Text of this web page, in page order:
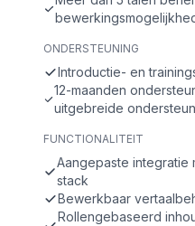
ONDERSTEUNING
Introductie- en
12-maanden
uitgebreide
FUNCTIONALITEIT
Aangepaste integratie
stack
Bewerkbaar
Rollengebaseerd